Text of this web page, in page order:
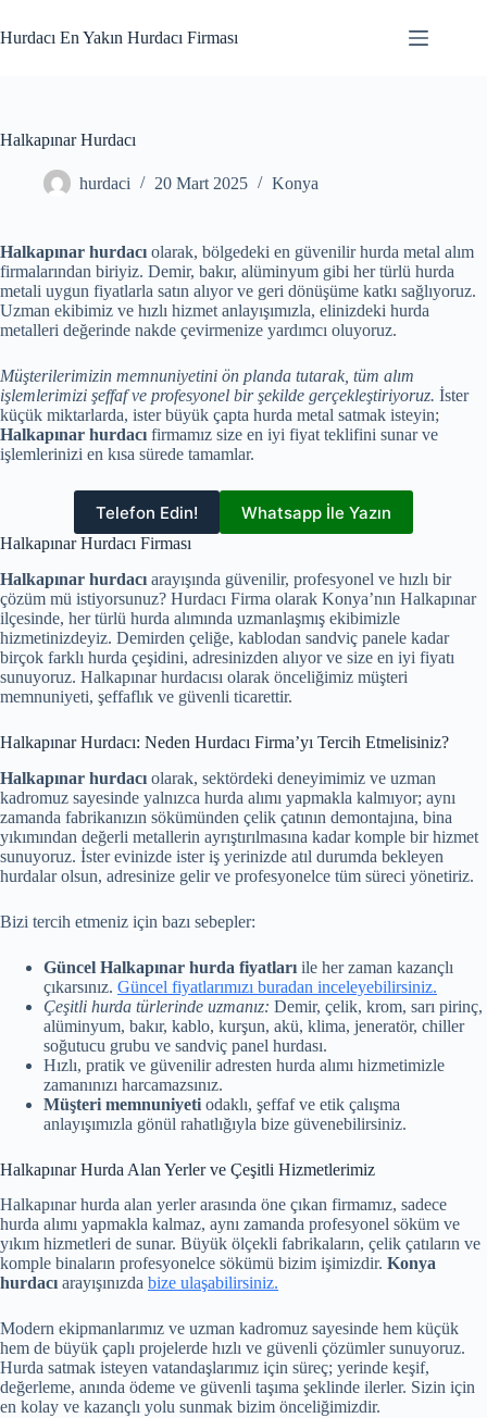
to
content
Hurdacı En Yakın Hurdacı Firması
Halkapınar Hurdacı
hurdaci 20 Mart 2025 Konya
Halkapınar hurdacı olarak, bölgedeki en güvenilir hurda metal alım
firmalarından biriyiz. Demir, bakır, alüminyum gibi her türlü hurda
metali uygun fiyatlarla satın alıyor ve geri dönüşüme katkı sağlıyoruz.
Uzman ekibimiz ve hızlı hizmet anlayışımızla, elinizdeki hurda
metalleri değerinde nakde çevirmenize yardımcı oluyoruz.
Müşterilerimizin memnuniyetini ön planda tutarak, tüm alım
işlemlerimizi şeffaf ve profesyonel bir şekilde gerçekleştiriyoruz. İster
küçük miktarlarda, ister büyük çapta hurda metal satmak isteyin;
Halkapınar hurdacı firmamız size en iyi fiyat teklifini sunar ve
işlemlerinizi en kısa sürede tamamlar.
Telefon Edin! Whatsapp İle Yazın
Halkapınar Hurdacı Firması
Halkapınar hurdacı arayışında güvenilir, profesyonel ve hızlı bir
çözüm mü istiyorsunuz? Hurdacı Firma olarak Konya’nın Halkapınar
ilçesinde, her türlü hurda alımında uzmanlaşmış ekibimizle
hizmetinizdeyiz. Demirden çeliğe, kablodan sandviç panele kadar
birçok farklı hurda çeşidini, adresinizden alıyor ve size en iyi fiyatı
sunuyoruz. Halkapınar hurdacısı olarak önceliğimiz müşteri
memnuniyeti, şeffaflık ve güvenli ticarettir.
Halkapınar Hurdacı: Neden Hurdacı Firma’yı Tercih Etmelisiniz?
Halkapınar hurdacı olarak, sektördeki deneyimimiz ve uzman
kadromuz sayesinde yalnızca hurda alımı yapmakla kalmıyor; aynı
zamanda fabrikanızın sökümünden çelik çatının demontajına, bina
yıkımından değerli metallerin ayrıştırılmasına kadar komple bir hizmet
sunuyoruz. İster evinizde ister iş yerinizde atıl durumda bekleyen
hurdalar olsun, adresinize gelir ve profesyonelce tüm süreci yönetiriz.
Bizi tercih etmeniz için bazı sebepler:
Güncel Halkapınar hurda fiyatları ile her zaman kazançlı
çıkarsınız. Güncel fiyatlarımızı buradan inceleyebilirsiniz.
Çeşitli hurda türlerinde uzmanız: Demir, çelik, krom, sarı pirinç,
alüminyum, bakır, kablo, kurşun, akü, klima, jeneratör, chiller
soğutucu grubu ve sandviç panel hurdası.
Hızlı, pratik ve güvenilir adresten hurda alımı hizmetimizle
zamanınızı harcamazsınız.
Müşteri memnuniyeti odaklı, şeffaf ve etik çalışma
anlayışımızla gönül rahatlığıyla bize güvenebilirsiniz.
Halkapınar Hurda Alan Yerler ve Çeşitli Hizmetlerimiz
Halkapınar hurda alan yerler arasında öne çıkan firmamız, sadece
hurda alımı yapmakla kalmaz, aynı zamanda profesyonel söküm ve
yıkım hizmetleri de sunar. Büyük ölçekli fabrikaların, çelik çatıların ve
komple binaların profesyonelce sökümü bizim işimizdir. Konya
hurdacı arayışınızda bize ulaşabilirsiniz.
Modern ekipmanlarımız ve uzman kadromuz sayesinde hem küçük
hem de büyük çaplı projelerde hızlı ve güvenli çözümler sunuyoruz.
Hurda satmak isteyen vatandaşlarımız için süreç; yerinde keşif,
değerleme, anında ödeme ve güvenli taşıma şeklinde ilerler. Sizin için
en kolay ve kazançlı yolu sunmak bizim önceliğimizdir.